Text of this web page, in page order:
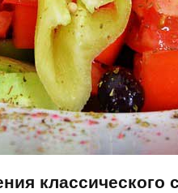
классического